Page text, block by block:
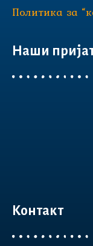
Политика за
Наши
Контакт